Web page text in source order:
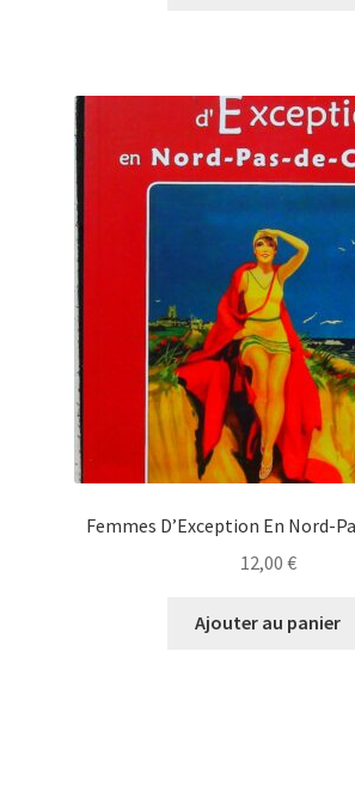
Femmes D’Exception En Nord-
12,00 €
Ajouter au panier